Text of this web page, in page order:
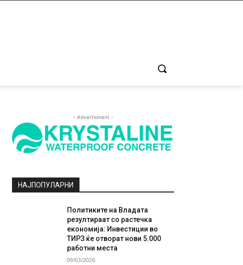
- Advertisment -
НАЈПОПУЛАРНИ
Политиките на Владата
резултираат со растечка
економија: Инвестиции во
ТИРЗ ќе отворат нови 5.000
работни места
09/03/2026